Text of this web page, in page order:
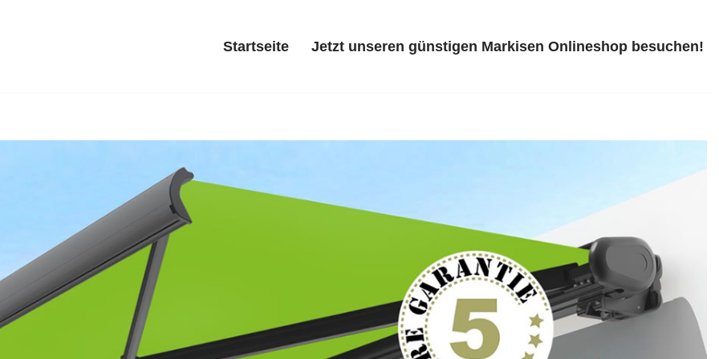
Startseite Jetzt unseren günstigen Markisen Onlineshop besuchen!